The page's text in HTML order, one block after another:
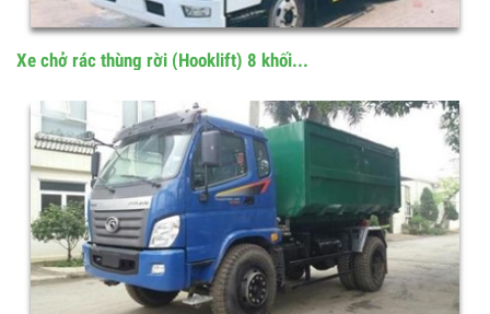
Xe chở rác thùng rời (Hooklift) 8 khối...